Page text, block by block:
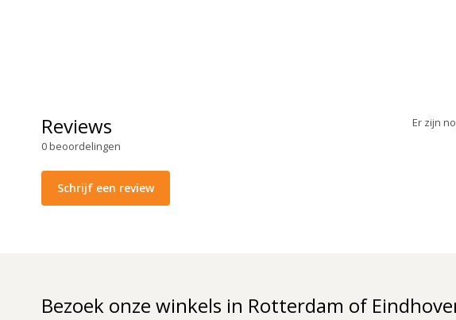
Reviews
0beoordelingen
Schrijf een review
Er zijn
Bezoek onze winkels in Rotterdam of